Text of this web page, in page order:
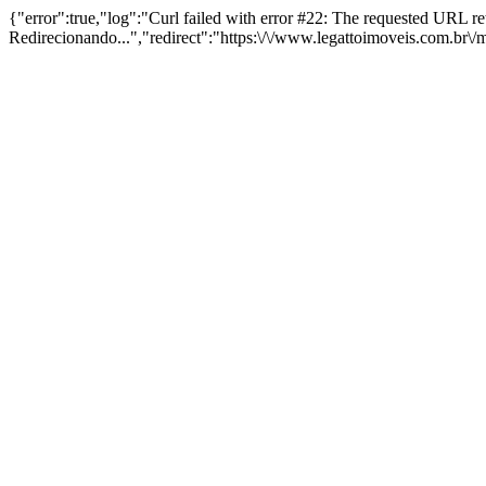
{"error":true,"log":"Curl failed with error #22: The requested URL
Redirecionando...","redirect":"https:\/\/www.legattoimoveis.com.br\/